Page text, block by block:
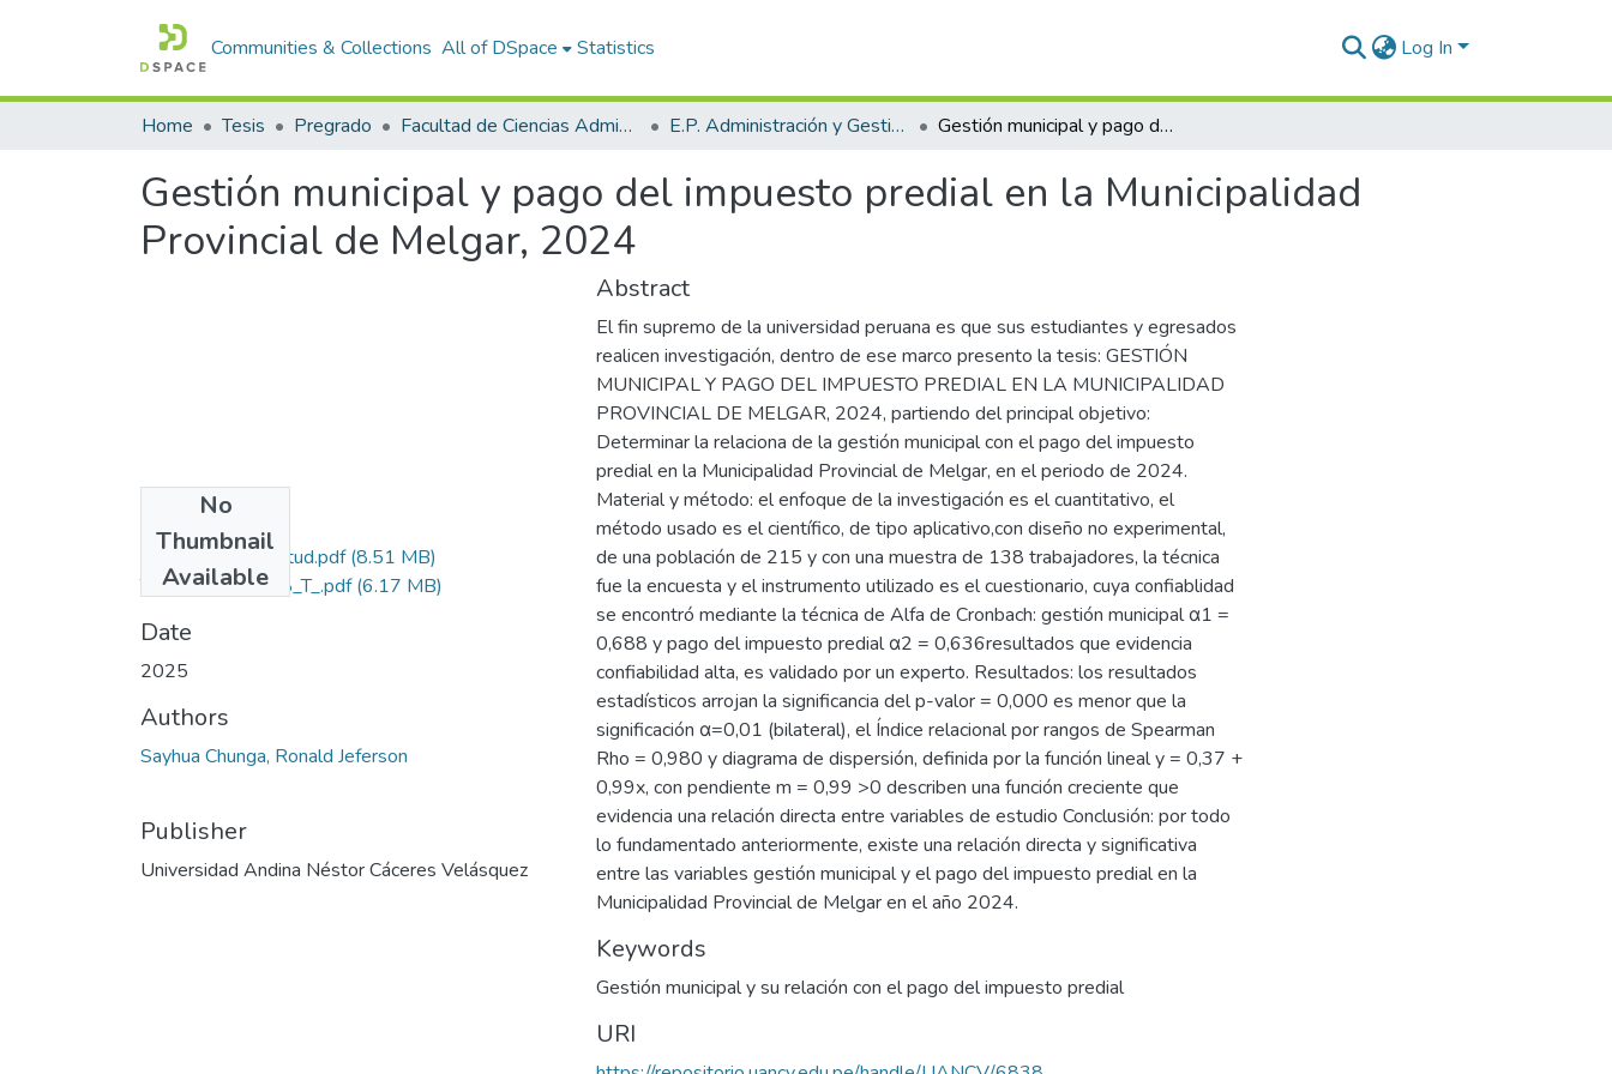
Communities & Collections All of DSpace Statistics Log In
Home Tesis Pregrado Facultad de Ciencias Administrativas E.P. Administración y Gestión Pública Gestión municipal y pago del impuesto predial en la Municipalidad Provincial de Melgar, 2024
Gestión municipal y pago del impuesto predial en la Municipalidad
Provincial de Melgar, 2024
No
Thumbnail
Available
Grado de Similitud.pdf(8.51 MB)
T036_73522708_T_.pdf(6.17 MB)
Date
2025
Authors
Sayhua Chunga, Ronald Jeferson
Publisher
Universidad Andina Néstor Cáceres Velásquez
Abstract
El fin supremo de la universidad peruana es que sus estudiantes y egresados
realicen investigación, dentro de ese marco presento la tesis: GESTIÓN
MUNICIPAL Y PAGO DEL IMPUESTO PREDIAL EN LA MUNICIPALIDAD
PROVINCIAL DE MELGAR, 2024, partiendo del principal objetivo:
Determinar la relaciona de la gestión municipal con el pago del impuesto
predial en la Municipalidad Provincial de Melgar, en el periodo de 2024.
Material y método: el enfoque de la investigación es el cuantitativo, el
método usado es el científico, de tipo aplicativo,con diseño no experimental,
de una población de 215 y con una muestra de 138 trabajadores, la técnica
fue la encuesta y el instrumento utilizado es el cuestionario, cuya confiablidad
se encontró mediante la técnica de Alfa de Cronbach: gestión municipal α1 =
0,688 y pago del impuesto predial α2 = 0,636resultados que evidencia
confiabilidad alta, es validado por un experto. Resultados: los resultados
estadísticos arrojan la significancia del p-valor = 0,000 es menor que la
significación α=0,01 (bilateral), el Índice relacional por rangos de Spearman
Rho = 0,980 y diagrama de dispersión, definida por la función lineal y = 0,37 +
0,99x, con pendiente m = 0,99 >0 describen una función creciente que
evidencia una relación directa entre variables de estudio Conclusión: por todo
lo fundamentado anteriormente, existe una relación directa y significativa
entre las variables gestión municipal y el pago del impuesto predial en la
Municipalidad Provincial de Melgar en el año 2024.
Keywords
Gestión municipal y su relación con el pago del impuesto predial
URI